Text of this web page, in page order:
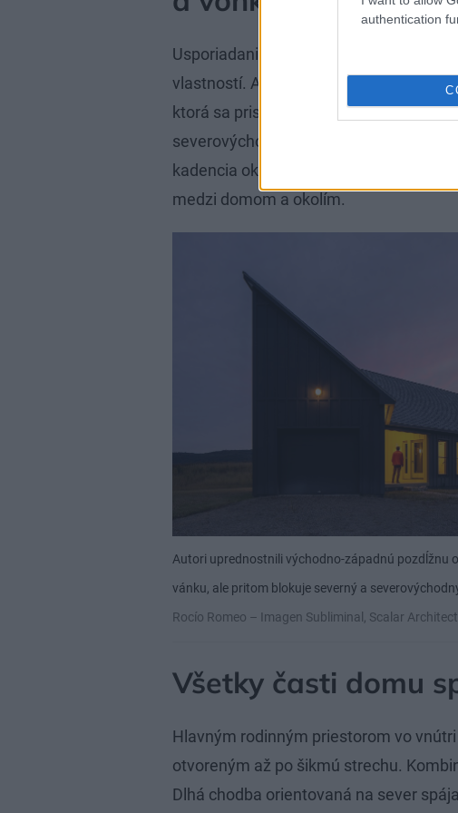
authentication
Usporiadanie modulov vyplynulo z
vlastností. Autori uprednostnili
ktorá sa prispôsobuje južnému vánku,
severovýchodný zimný vietor. Nielen
kadencia okien stavby podporuje
medzi domom a okolím.
Autori uprednostnili východno-západnú pozdĺžnu
vánku, ale pritom blokuje severný a
Rocío Romeo – Imagen Subliminal, Scalar
Všetky časti domu
Hlavným rodinným priestorom vo
otvoreným až po šikmú strechu.
Dlhá chodba orientovaná na sever